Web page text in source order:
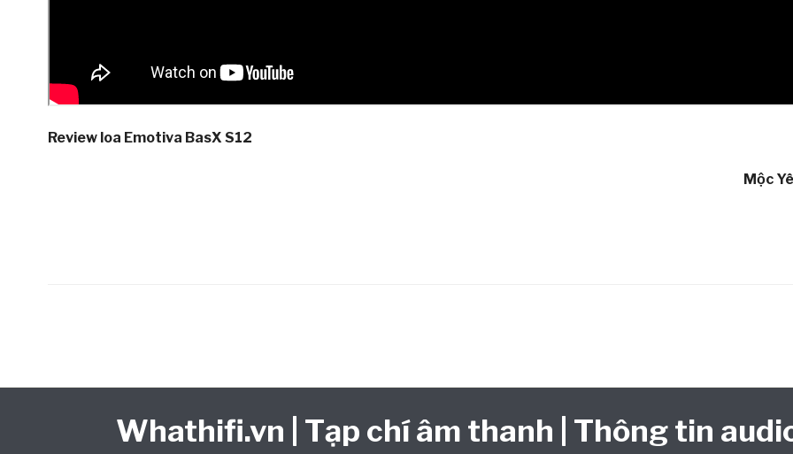
Review loa Emotiva BasX S12
Mộc
Whathifi.vn | Tạp chí âm thanh | Thông tin